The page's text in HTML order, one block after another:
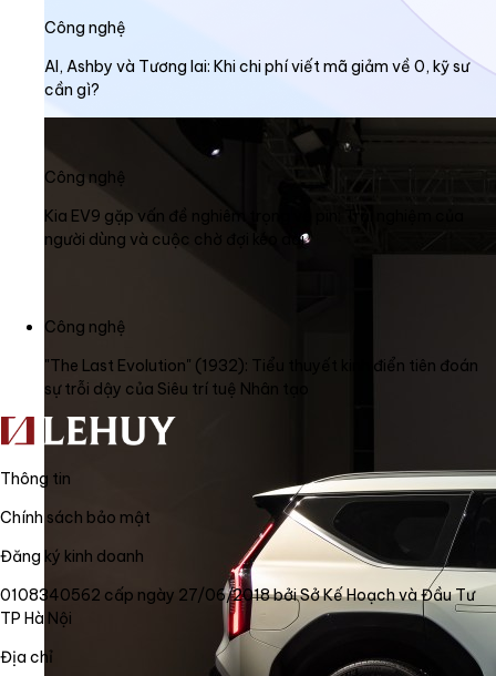
Công nghệ
AI, Ashby và Tương lai: Khi chi phí viết mã giảm về 0, kỹ sư
cần gì?
Công nghệ
Kia EV9 gặp vấn đề nghiêm trọng về pin: Trải nghiệm của
người dùng và cuộc chờ đợi kéo dài
Công nghệ
"The Last Evolution" (1932): Tiểu thuyết kinh điển tiên đoán
sự trỗi dậy của Siêu trí tuệ Nhân tạo
Thông tin
Chính sách bảo mật
Đăng ký kinh doanh
0108340562 cấp ngày 27/06/2018 bởi Sở Kế Hoạch và Đầu Tư
TP Hà Nội
Địa chỉ